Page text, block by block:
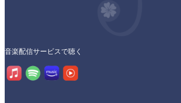
音楽配信サービスで聴く